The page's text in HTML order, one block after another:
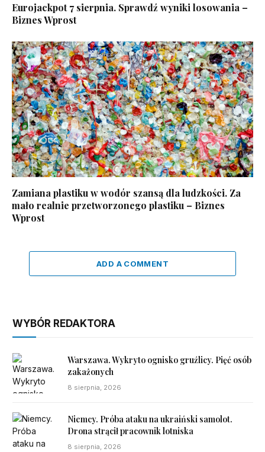
Eurojackpot 7 sierpnia. Sprawdź wyniki losowania –
Biznes Wprost
Zamiana plastiku w wodór szansą dla ludzkości. Za
mało realnie przetworzonego plastiku – Biznes
Wprost
ADD A COMMENT
WYBÓR REDAKTORA
Warszawa. Wykryto ognisko gruźlicy. Pięć osób
zakażonych
8 sierpnia, 2026
Niemcy. Próba ataku na ukraiński samolot.
Drona strącił pracownik lotniska
8 sierpnia, 2026